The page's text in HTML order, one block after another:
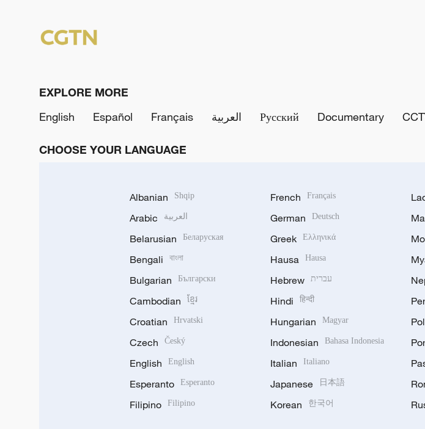
EXPLORE MORE
English
Español Français العربية Русский Documentary
CHOOSE YOUR LANGUAGE
Albanian Shqip
Arabic العربية
Belarusian Беларуская
Bengali বাংলা
Bulgarian Български
Cambodian ខ្មែរ
Croatian Hrvatski
Czech Český
English English
Esperanto Esperanto
Filipino Filipino
French Français
German Deutsch
Greek Ελληνικά
Hausa Hausa
Hebrew עברית
Hindi हिन्दी
Hungarian Magyar
Indonesian Bahasa Indonesia
Italian Italiano
Japanese 日本語
Korean 한국어